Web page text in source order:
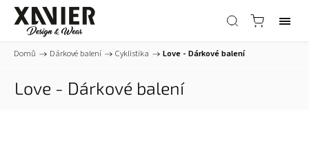
Domů / Dárkové balení / Cyklistika / Love - Dárkové balení
Love - Dárkové balení